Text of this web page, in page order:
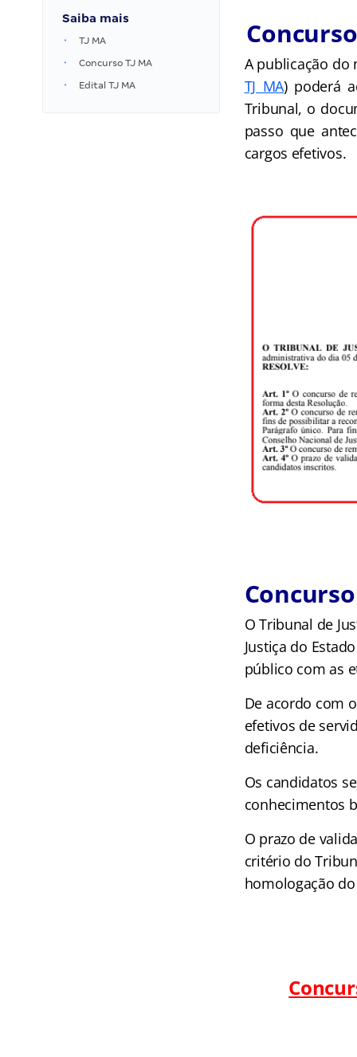
Saiba mais
TJ MA
Concurso TJ MA
Edital TJ MA
A publicação
TJ MA) poderá
Tribunal, o
passo que
cargos efetivos.
O Tribunal de
Justiça do
público com as
De acordo com
efetivos de
deficiência.
Os candidatos
conhecimentos
O prazo de
critério do
homologação